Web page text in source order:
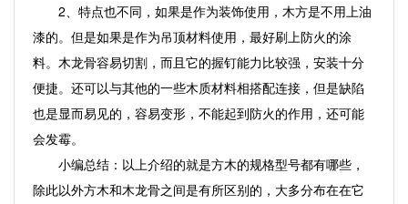
2、特点也不同，如果是作为装饰使用，木方是不用上油
漆的。但是如果是作为吊顶材料使用，最好刷上防火的涂
料。木龙骨容易切割，而且它的握钉能力比较强，安装十分
便捷。还可以与其他的一些木质材料相搭配连接，但是缺陷
也是显而易见的，容易变形，不能起到防火的作用，还可能
会发霉。
小编总结：以上介绍的就是方木的规格型号都有哪些，
除此以外方木和木龙骨之间是有所区别的，大多分布在在它